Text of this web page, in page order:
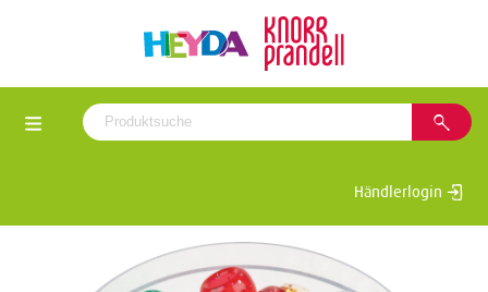
Händlerlogin